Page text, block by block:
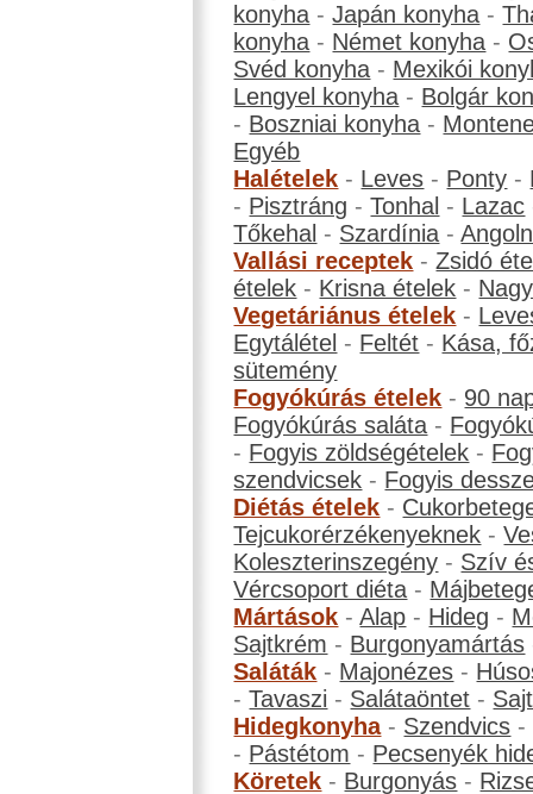
konyha -Japán konyha -
konyha - Német konyha -
Svéd konyha - Mexikói
Lengyel konyha - Bolgár
- Boszniai konyha -
Egyéb
Halételek - Leves - Ponty -
- Pisztráng -Tonhal - Lazac
Tőkehal - Szardínia -
Vallási receptek -Zsidó
ételek - Krisna ételek -
Vegetáriánus ételek -
Egytálétel - Feltét - Kása,
sütemény
Fogyókúrás ételek - 90
Fogyókúrás saláta -
- Fogyis zöldségételek -
szendvicsek - Fogyis
Diétás ételek -
Tejcukorérzékenyeknek -
Koleszterinszegény - Szív
Vércsoport diéta -
Mártások -Alap - Hideg -
Sajtkrém - Burgonyamártás
Saláták - Majonézes -
-Tavaszi - Salátaöntet -
Hidegkonyha- Szendvics -
- Pástétom - Pecsenyék
Köretek - Burgonyás -